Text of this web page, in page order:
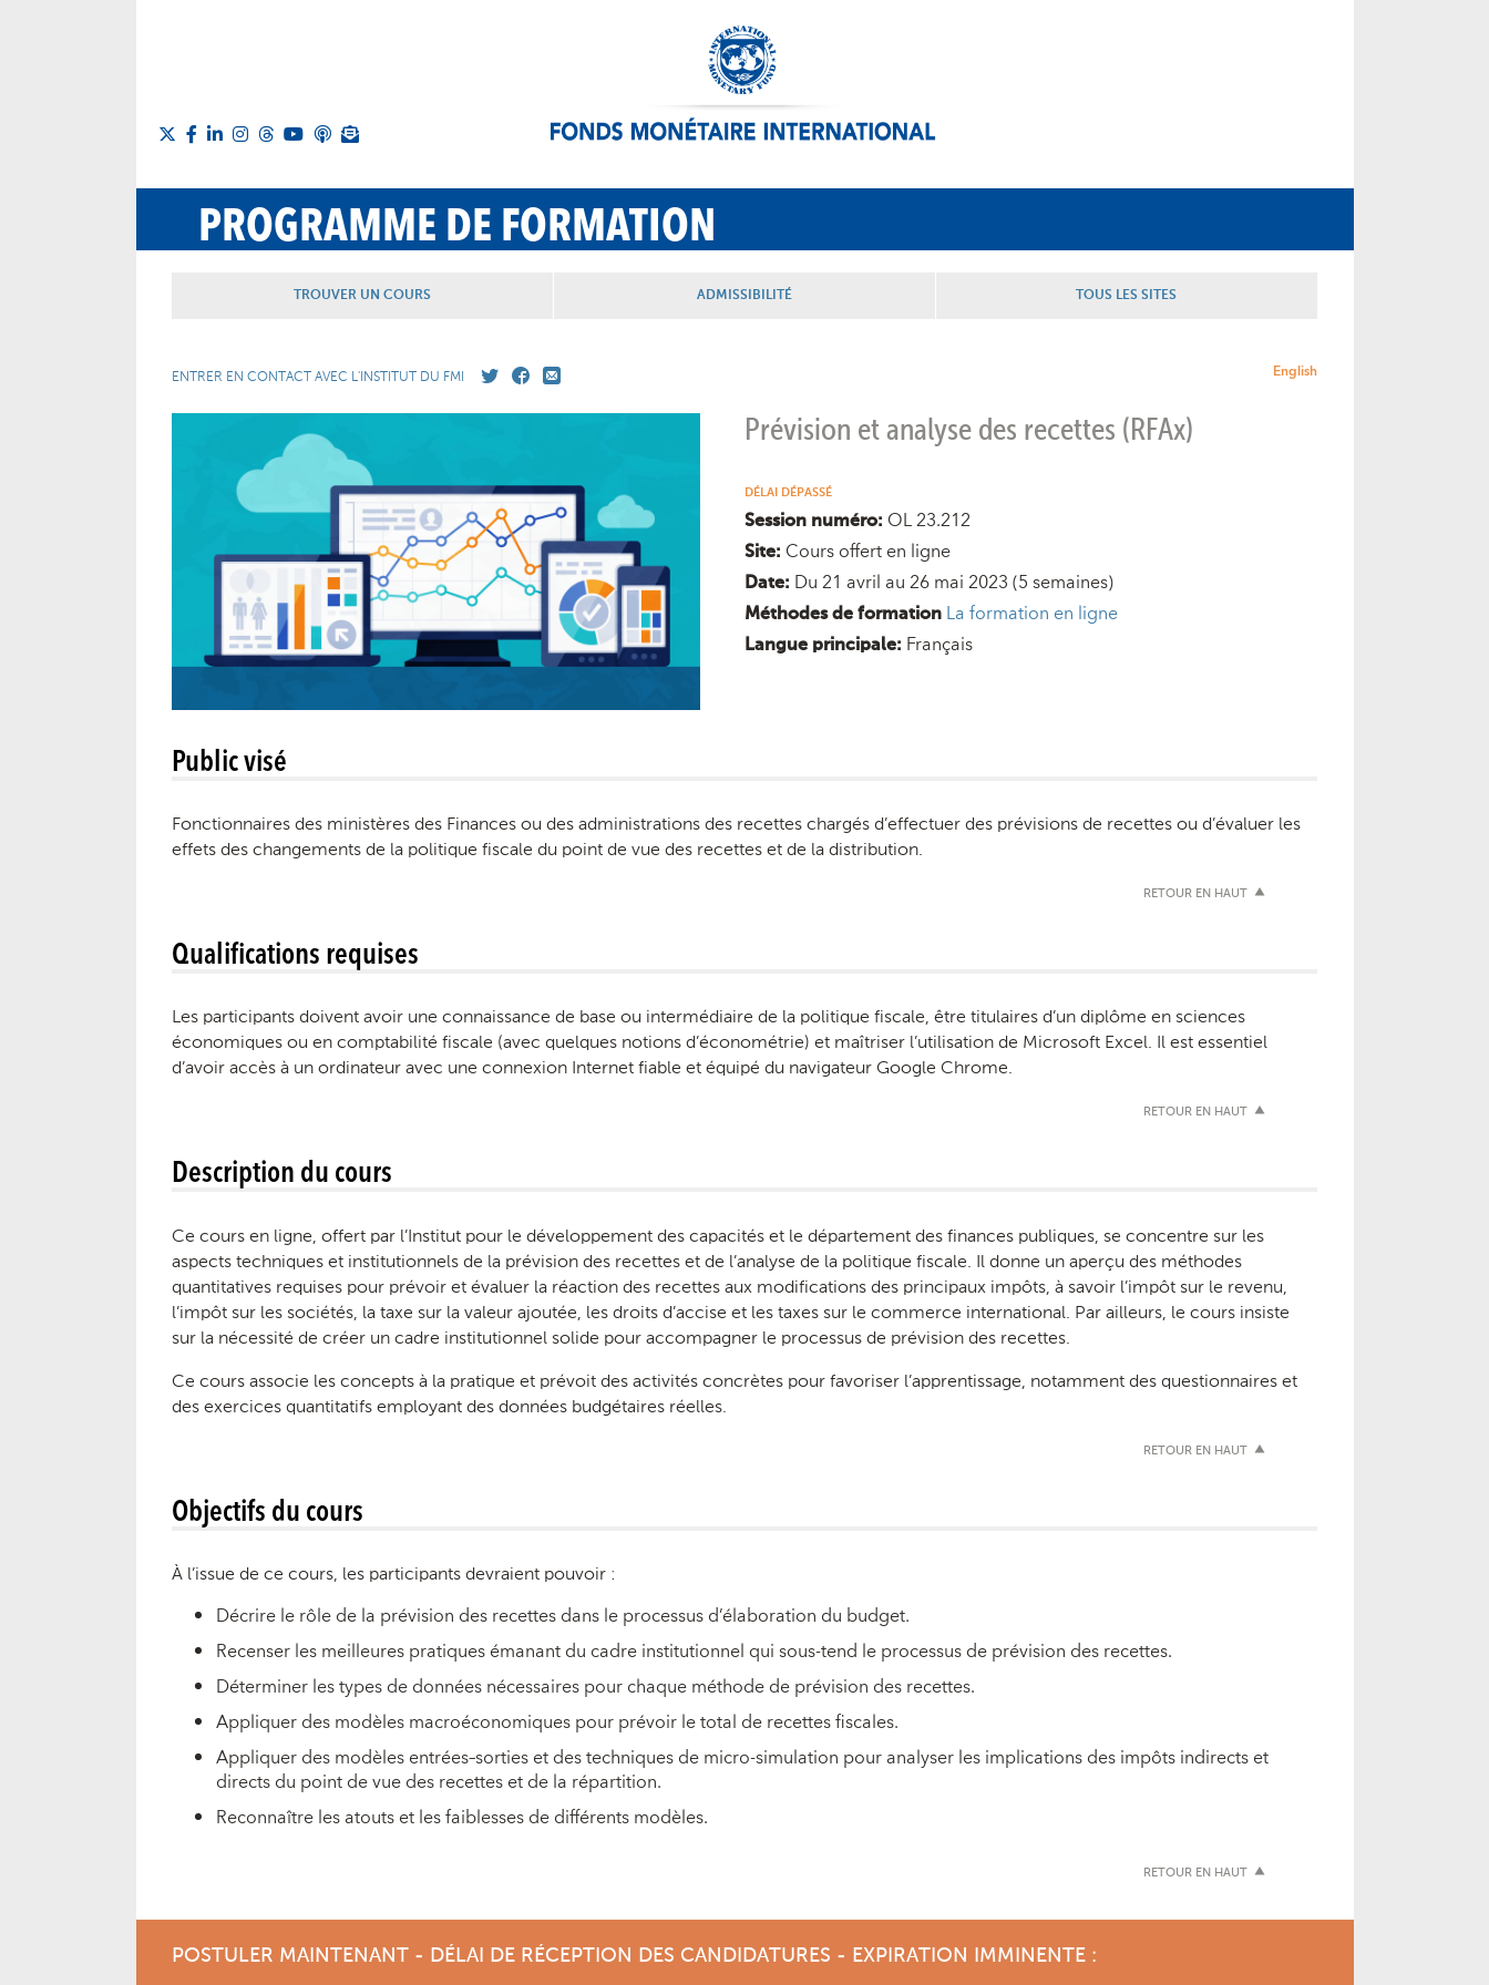
PROGRAMME DE FORMATION
TROUVER UN COURS ADMISSIBILITÉ TOUS LES SITES
ENTRER EN CONTACT AVEC L'INSTITUT DU FMI English
Prévision et analyse des recettes (RFAx)
DÉLAI DÉPASSÉ
Session numéro: OL 23.212
Site: Cours offert en ligne
Date: Du 21 avril au 26 mai 2023(5 semaines)
Méthodes de formation La formation en ligne
Langue principale: Français
Public visé
Fonctionnaires des ministères des Finances ou des administrations des recettes chargés d’effectuer des prévisions de recettes ou d’évaluer les
effets des changements de la politique fiscale du point de vue des recettes et de la distribution.
RETOUR EN HAUT
Qualifications requises
Les participants doivent avoir une connaissance de base ou intermédiaire de la politique fiscale, être titulaires d’un diplôme en sciences
économiques ou en comptabilité fiscale (avec quelques notions d’économétrie) et maîtriser l’utilisation de Microsoft Excel. Il est essentiel
d’avoir accès à un ordinateur avec une connexion Internet fiable et équipé du navigateur Google Chrome.
RETOUR EN HAUT
Description du cours
Ce cours en ligne, offert par l’Institut pour le développement des capacités et le département des finances publiques, se concentre sur les
aspects techniques et institutionnels de la prévision des recettes et de l’analyse de la politique fiscale. Il donne un aperçu des méthodes
quantitatives requises pour prévoir et évaluer la réaction des recettes aux modifications des principaux impôts, à savoir l’impôt sur le revenu,
l’impôt sur les sociétés, la taxe sur la valeur ajoutée, les droits d’accise et les taxes sur le commerce international. Par ailleurs, le cours insiste
sur la nécessité de créer un cadre institutionnel solide pour accompagner le processus de prévision des recettes.
Ce cours associe les concepts à la pratique et prévoit des activités concrètes pour favoriser l’apprentissage, notamment des questionnaires et
des exercices quantitatifs employant des données budgétaires réelles.
RETOUR EN HAUT
Objectifs du cours
À l’issue de ce cours, les participants devraient pouvoir :
Décrire le rôle de la prévision des recettes dans le processus d’élaboration du budget.
Recenser les meilleures pratiques émanant du cadre institutionnel qui sous-tend le processus de prévision des recettes.
Déterminer les types de données nécessaires pour chaque méthode de prévision des recettes.
Appliquer des modèles macroéconomiques pour prévoir le total de recettes fiscales.
Appliquer des modèles entrées–sorties et des techniques de micro-simulation pour analyser les implications des impôts indirects et
directs du point de vue des recettes et de la répartition.
Reconnaître les atouts et les faiblesses de différents modèles.
RETOUR EN HAUT
POSTULER MAINTENANT - DÉLAI DE RÉCEPTION DES CANDIDATURES - EXPIRATION IMMINENTE :